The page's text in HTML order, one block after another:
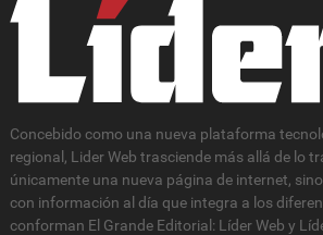
Concebido como una nueva plataforma
regional, Lider Web trasciende más allá de lo
únicamente una nueva página de internet,
con información al día que integra a los
conforman El Grande Editorial: Líder Web y